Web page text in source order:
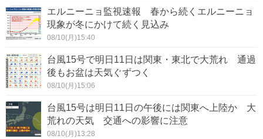
エルニーニョ監視速報 春から続くエルニーニョ
現象が冬にかけて続く見込み
08/10(月)15:40
台風15号で明日11日は関東・東北で大荒れ 通過
後もお盆は天気ぐずつく
08/10(月)15:06
台風15号は明日11日の午後には関東へ上陸か 大
荒れの天気 交通への影響に注意
08/10(月)13:28